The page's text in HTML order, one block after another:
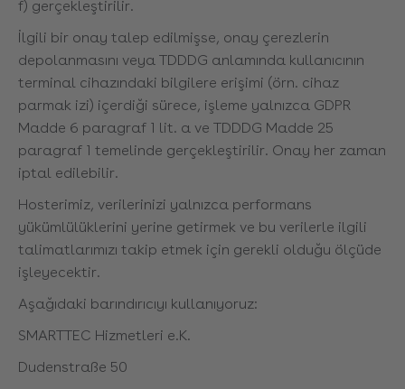
f) gerçekleştirilir.
İlgili bir onay talep edilmişse, onay çerezlerin
depolanmasını veya TDDDG anlamında kullanıcının
terminal cihazındaki bilgilere erişimi (örn. cihaz
parmak izi) içerdiği sürece, işleme yalnızca GDPR
Madde 6 paragraf 1 lit. a ve TDDDG Madde 25
paragraf 1 temelinde gerçekleştirilir. Onay her zaman
iptal edilebilir.
Hosterimiz, verilerinizi yalnızca performans
yükümlülüklerini yerine getirmek ve bu verilerle ilgili
talimatlarımızı takip etmek için gerekli olduğu ölçüde
işleyecektir.
Aşağıdaki barındırıcıyı kullanıyoruz:
SMARTTEC Hizmetleri e.K.
Dudenstraße 50